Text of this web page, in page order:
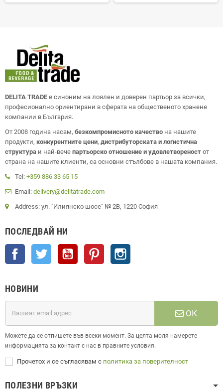
DELITA TRADE е синоним на лоялен и доверен партьор за всички,
професионално ориентирани в сферата на общественото хранене
компании в България.
От 2008 година насам, безкомпромисното качество на нашите
продукти, конкурентните цени, дистрибуторската и логистична
структура и най-вече партьорско отношение и удовлетвореност от
страна на нашите клиенти, са основни стълбове в нашата компания.
Tel: +359 886 33 65 15
Email: delivery@delitatrade.com
Address: ул. "Илиянско шосе" № 2В, 1220 София
ПОСЛЕДВАЙ НИ
Facebook Twitter YouTube Pinterest
НОВИНИ
ОК
Можете да се отпишете във всеки момент. За целта моля намерете
информацията за контакт с нас в правните условия.
Прочетох и се съгласявам с политика за поверителност
ПОЛЕЗНИ ВРЪЗКИ